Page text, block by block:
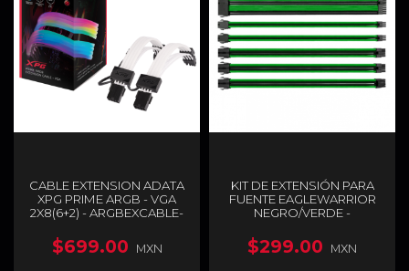
CABLE EXTENSION ADATA
XPG PRIME ARGB - VGA
2X8(6+2) - ARGBEXCABLE-
$699.00 MXN
KIT DE EXTENSIÓN PARA
FUENTE EAGLEWARRIOR
NEGRO/VERDE -
$299.00 MXN